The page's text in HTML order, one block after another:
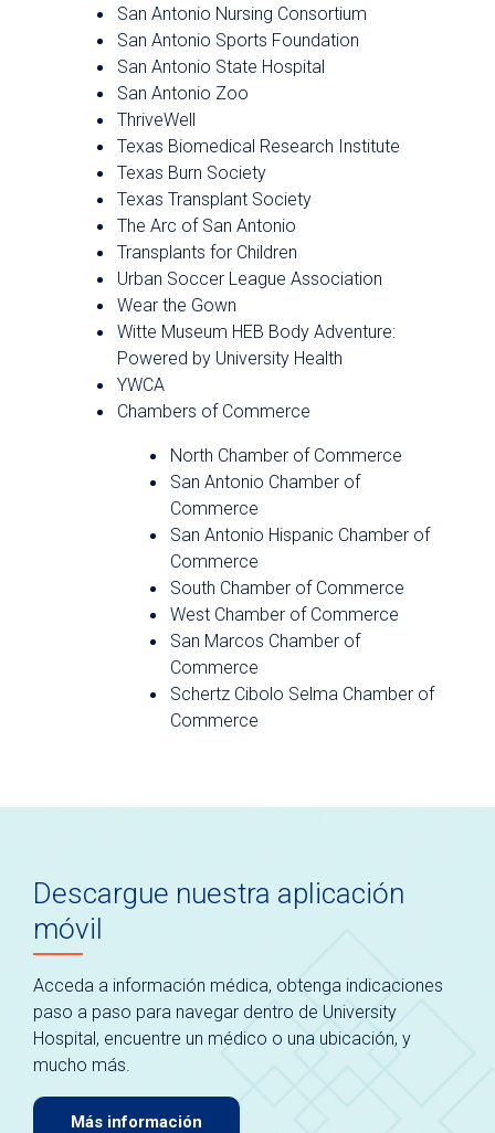
San Antonio Nursing Consortium
San Antonio Sports Foundation
San Antonio State Hospital
San Antonio Zoo
ThriveWell
Texas Biomedical Research Institute
Texas Burn Society
Texas Transplant Society
The Arc of San Antonio
Transplants for Children
Urban Soccer League Association
Wear the Gown
Witte Museum HEB Body Adventure:
Powered by University Health
YWCA
Chambers of Commerce
North Chamber of Commerce
San Antonio Chamber of
Commerce
San Antonio Hispanic Chamber of
Commerce
South Chamber of Commerce
West Chamber of Commerce
San Marcos Chamber of
Commerce
Schertz Cibolo Selma Chamber of
Commerce
Descargue nuestra aplicación
móvil
Acceda a información médica, obtenga indicaciones
paso a paso para navegar dentro de University
Hospital, encuentre un médico o una ubicación, y
mucho más.
Más información